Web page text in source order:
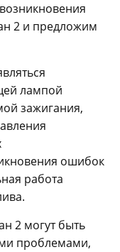
2 и предложим
лампой
зажигания,
ошибок
работа
2 могут быть
проблемами,